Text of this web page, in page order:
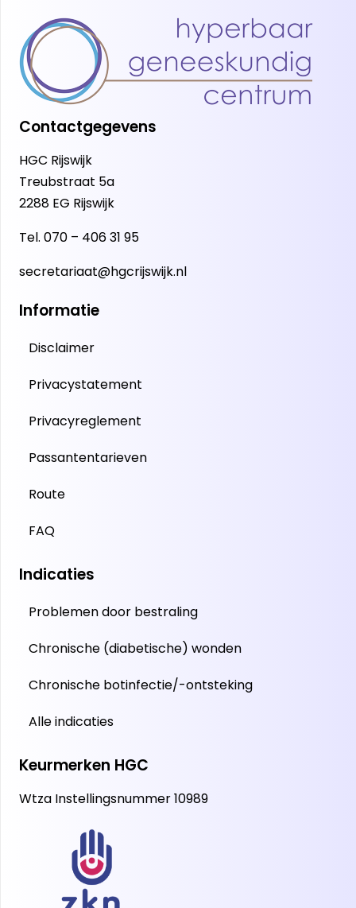
Contactgegevens
HGC Rijswijk
Treubstraat 5a
2288 EG Rijswijk
Tel. 070 – 406 31 95
secretariaat@hgcrijswijk.nl
Informatie
Disclaimer
Privacystatement
Privacyreglement
Passantentarieven
Route
FAQ
Indicaties
Problemen door bestraling
Chronische (diabetische) wonden
Chronische botinfectie/-ontsteking
Alle indicaties
Keurmerken HGC
Wtza Instellingsnummer 10989